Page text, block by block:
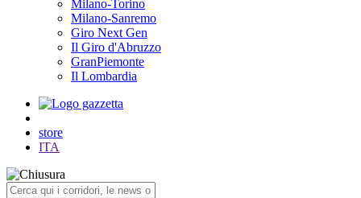
Milano-Torino
Milano-Sanremo
Giro Next Gen
Il Giro d'Abruzzo
GranPiemonte
Il Lombardia
store
ITA